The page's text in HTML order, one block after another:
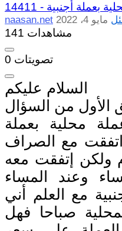
14411 - بعملة أجنبية
naasan.net مايو 4، 2022
141 مشاهدات
0 تصويتات
السلام عليكم
الأول من السؤال
محلية بعملة
مع الصراف
إتفقت معه
وعند المساء
مع العلم أني
صباحا فهل